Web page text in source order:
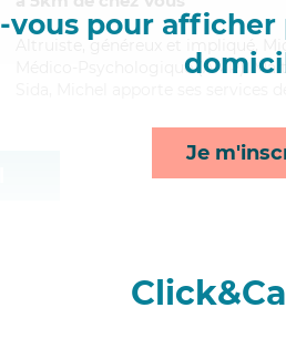
vous pour afficher
Je
, généreux et impliqué,
Médico-Psychologique (AMP).